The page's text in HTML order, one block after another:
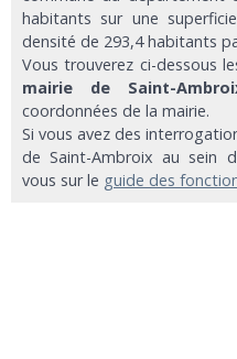
habitants sur une
densité de 293,4 habitants
Vous trouverez ci-dessous
mairie de Saint-
coordonnées de la mairie.
Si vous avez des
de Saint-Ambroix au sein
vous sur le guide des